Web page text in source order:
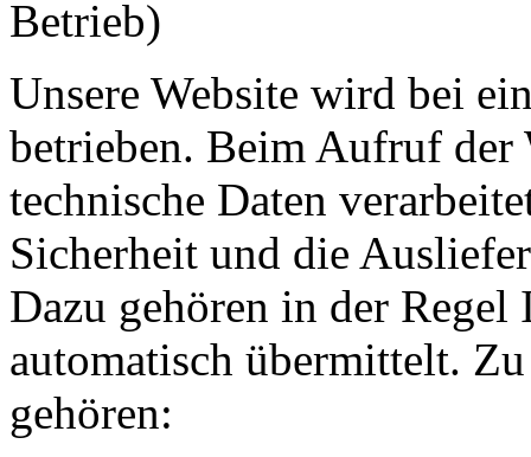
Betrieb)
Unsere Website wird bei
betrieben. Beim Aufruf der
technische Daten
Sicherheit und die
Dazu gehören in der
automatisch übermittelt.
gehören: